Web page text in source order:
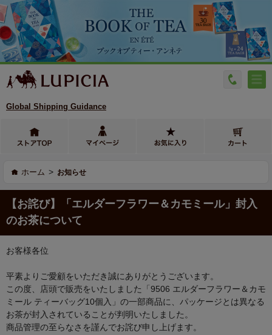
Global Shipping Guidance
ホーム > お知らせ
【お詫び】「エルダーフラワー＆カモミール」封入
のお茶について
お客様各位
平素よりご愛顧をいただき誠にありがとうございます。
この度、店頭で販売をいたしました「9506 エルダーフラワー＆カモ
ミール ティーバッグ10個入」の一部商品に、パッケージとは異なる
お茶が封入されていることが判明いたしました。
商品管理の至らなさを謹んでお詫び申し上げます。